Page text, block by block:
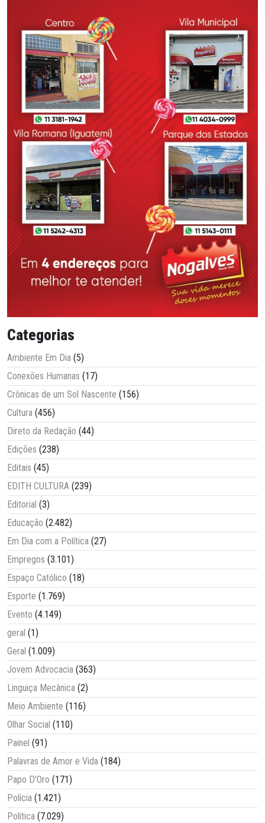
Categorias
Ambiente Em Dia (5)
Conexões Humanas (17)
Crônicas de um Sol Nascente (156)
Cultura (456)
Direto da Redação (44)
Edições (238)
Editais (45)
EDITH CULTURA (239)
Editorial (3)
Educação (2.482)
Em Dia com a Política (27)
Empregos (3.101)
Espaço Católico (18)
Esporte (1.769)
Evento (4.149)
geral (1)
Geral (1.009)
Jovem Advocacia (363)
Linguiça Mecânica (2)
Meio Ambiente (116)
Olhar Social (110)
Painel (91)
Palavras de Amor e Vida (184)
Papo D'Oro (171)
Polícia (1.421)
Política (7.029)